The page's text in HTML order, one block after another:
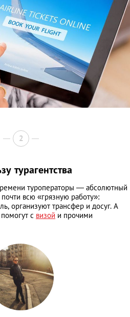
2
турагентства
туроператоры — абсолютный
всю «грязную работу»:
организуют трансфер и досуг. А
с визой и прочими